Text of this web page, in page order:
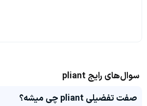
سوال‌های رایج pliant
صفت تفضیلی pliant چی میشه؟